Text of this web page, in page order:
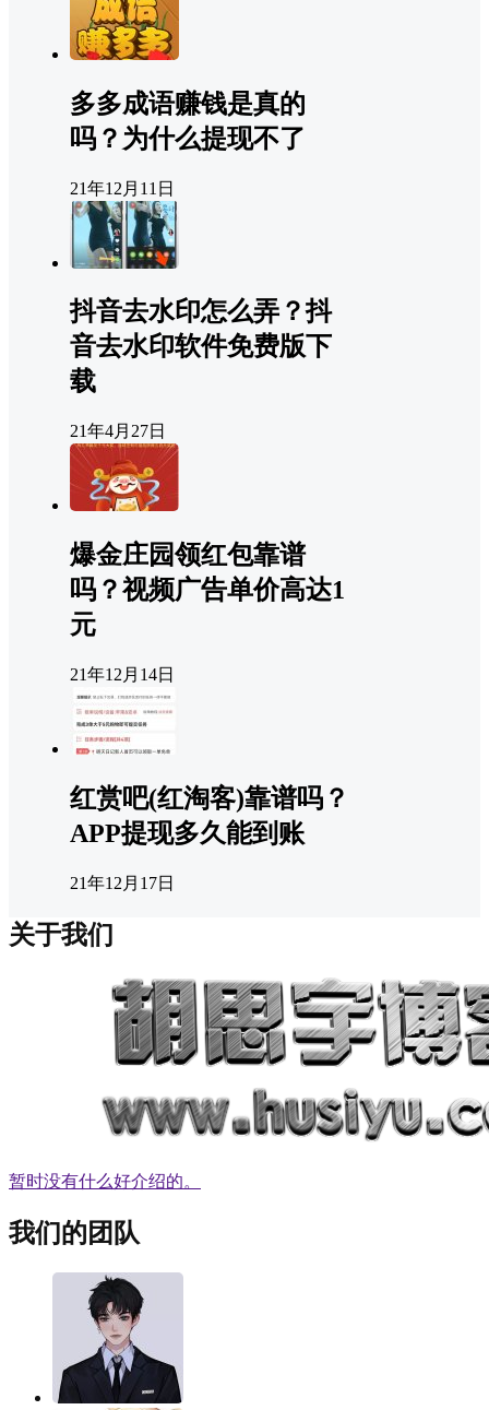
多多成语赚钱是真的
吗？为什么提现不了
21年12月11日
抖音去水印怎么弄？抖
音去水印软件免费版下
载
21年4月27日
爆金庄园领红包靠谱
吗？视频广告单价高达1
元
21年12月14日
红赏吧(红淘客)靠谱吗？
APP提现多久能到账
21年12月17日
关于我们
暂时没有什么好介绍的。
我们的团队